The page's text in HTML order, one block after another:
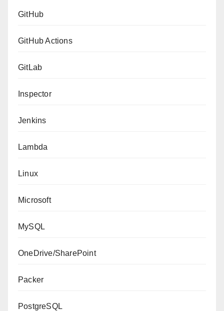
GitHub
GitHub Actions
GitLab
Inspector
Jenkins
Lambda
Linux
Microsoft
MySQL
OneDrive/SharePoint
Packer
PostgreSQL